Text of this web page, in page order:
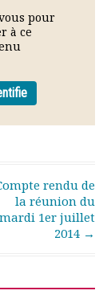
pour
à ce
rendu de
la réunion du
mardi 1er juillet
2014 →